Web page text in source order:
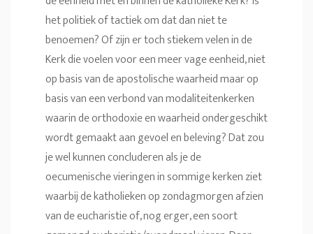
het politiek of tactiek om dat dan niet te
benoemen? Of zijn er toch stiekem velen in de
Kerk die voelen voor een meer vage eenheid, niet
op basis van de apostolische waarheid maar op
basis van een verbond van modaliteitenkerken
waarin de orthodoxie en waarheid ondergeschikt
wordt gemaakt aan gevoel en beleving? Dat zou
je wel kunnen concluderen als je de
oecumenische vieringen in sommige kerken ziet
waarbij de katholieken op zondagmorgen afzien
van de eucharistie of, nog erger, een soort